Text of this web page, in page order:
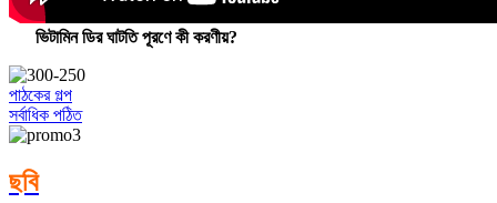
ভিটামিন ডির ঘাটতি পূরণে কী করণীয়?
পাঠকের গল্প
সর্বাধিক পঠিত
ছবি